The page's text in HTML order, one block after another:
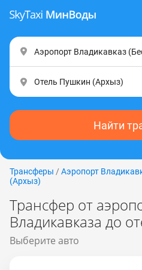
Найти
Трансферы / Аэропорт
(Apxыз)
Трансфер от
Владикавказа до
Выберите авто